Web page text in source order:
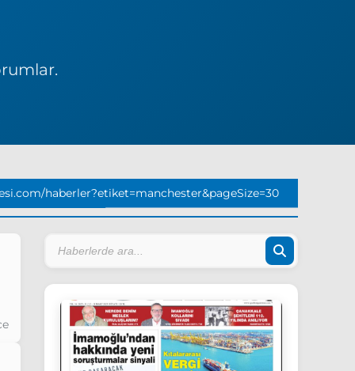
haberler?etiket=manchester&pageSize=30